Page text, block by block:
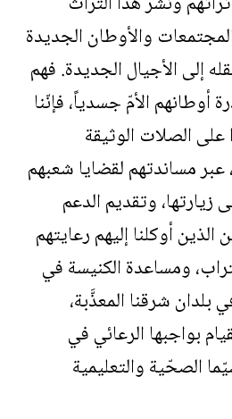
والأوطان الجديدة
إلى الأجيال الجديدة. فهم
أوطانهم الأمّ جسدياً، فإنّنا
الصلات الوثيقة
عبر مساندتهم لقضايا شعبهم
وتقديم الدعم
الذين أوكلنا إليهم رعايتهم
ومساعدة الكنيسة في
بلدان شرقنا المعذَّبة،
بواجبها الرعائي في
الصحّية والتعليمية